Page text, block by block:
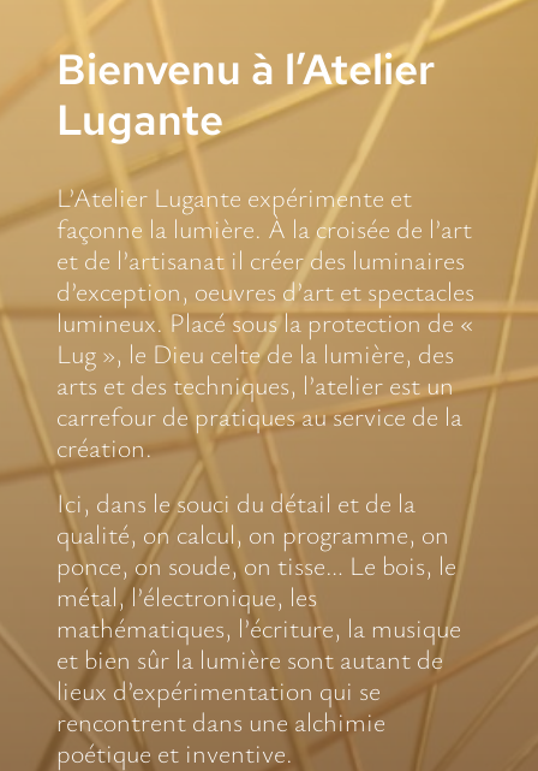
Actu/Spectacles
Actu/Spectacles
Bienvenu à l’Atelier
Lugante
L’Atelier Lugante expérimente et
façonne la lumière. À la croisée de l’art
et de l’artisanat il créer des luminaires
d’exception, oeuvres d’art et spectacles
lumineux. Placé sous la protection de «
Lug », le Dieu celte de la lumière, des
arts et des techniques, l’atelier est un
carrefour de pratiques au service de la
création.
Ici, dans le souci du détail et de la
qualité, on calcul, on programme, on
ponce, on soude, on tisse… Le bois, le
métal, l’électronique, les
mathématiques, l’écriture, la musique
et bien sûr la lumière sont autant de
lieux d’expérimentation qui se
rencontrent dans une alchimie
poétique et inventive.